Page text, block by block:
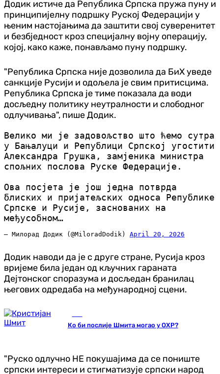
Додик истиче да Република Српска пружа пуну и
принципијелну подршку Руској Федерацији у
њеним настојањима да заштити свој суверенитет
и безбједност кроз специјалну војну операцију,
којој, како каже, понављамо пуну подршку.
"Република Српска није дозволила да БиХ уведе
санкције Русији и одољела је свим притисцима.
Република Српска је тиме показала да води
досљедну политику неутралности и слободног
одлучивања", пише Додик.
Велико ми је задовољство што ћемо сутра
у Бањалуци и Републици Српској угостити
Александра Грушка, замјеника министра
спољних послова Руске Федерације.
Ова посјета је још једна потврда
блиских и пријатељских односа Републике
Српске и Русије, заснованих на
међусобном…
— Милорад Додик (@MiloradDodik) April 20, 2026
Додик наводи да је с друге стране, Русија кроз
вријеме била један од кључних гараната
Дејтонског споразума и досљедан бранилац
његових одредаба на међународној сцени.
Ко би послије Шмита могао у ОХР?
"Руско одлучно НЕ покушајима да се пониште
српски интереси и стигматизује српски народ